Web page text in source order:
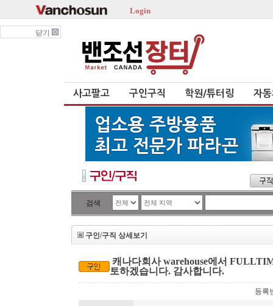
Login
닫기
사고팔고 구인구직 학원/튜터링 자
검색
구인/구직 상세보기
캐나다회사 warehouse에서
토하겠습니다. 감사합니다.
등록